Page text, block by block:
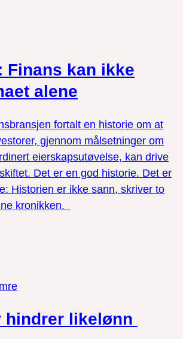
Finans kan ikke
alene
fortalt en historie om at
gjennom målsetninger om
eierskapsutøvelse, kan drive
Det er en god historie. Det er
Historien er ikke sann, skriver to
kronikken.
hindrer likelønn